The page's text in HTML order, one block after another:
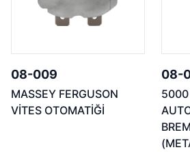
08-009
MASSEY FERGUSON
VİTES OTOMATİĞİ
08-
5000